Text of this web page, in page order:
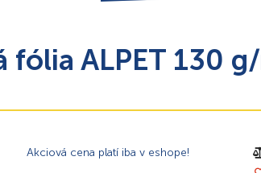
ALPET 130
Akciová cena platí iba v eshope!